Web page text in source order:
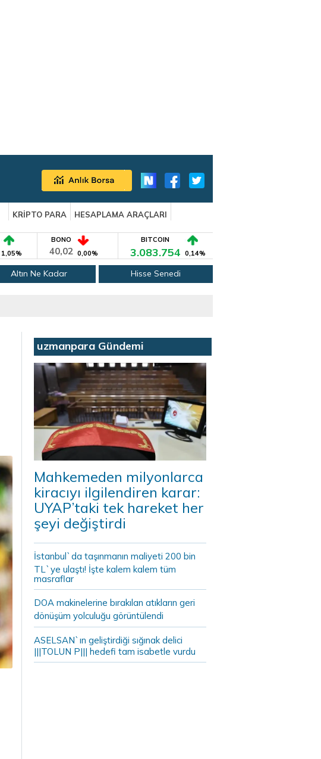
KRİPTO PARA
HESAPLAMA ARAÇLARI
1,05%
BONO
40,02 0,00%
BITCOIN
3.083.754 0,14%
Altın Ne Kadar Hisse Senedi
uzmanpara Gündemi
Mahkemeden milyonlarca
kiracıyı ilgilendiren karar:
UYAP’taki tek hareket her
şeyi değiştirdi
İstanbul`da taşınmanın maliyeti 200 bin
TL`ye ulaştı! İşte kalem kalem tüm
masraflar
DOA makinelerine bırakılan atıkların geri
dönüşüm yolculuğu görüntülendi
ASELSAN`ın geliştirdiği sığınak delici
|||TOLUN P||| hedefi tam isabetle vurdu